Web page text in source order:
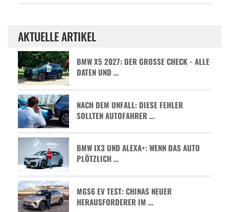
AKTUELLE ARTIKEL
BMW X5 2027: DER GROSSE CHECK - ALLE D
ATEN UND …
NACH DEM UNFALL: DIESE FEHLER
SOLLTEN AUTOFAHRER …
BMW IX3 UND ALEXA+: WENN DAS AUTO
PLÖTZLICH …
MGS6 EV TEST: CHINAS NEUER
HERAUSFORDERER IM …